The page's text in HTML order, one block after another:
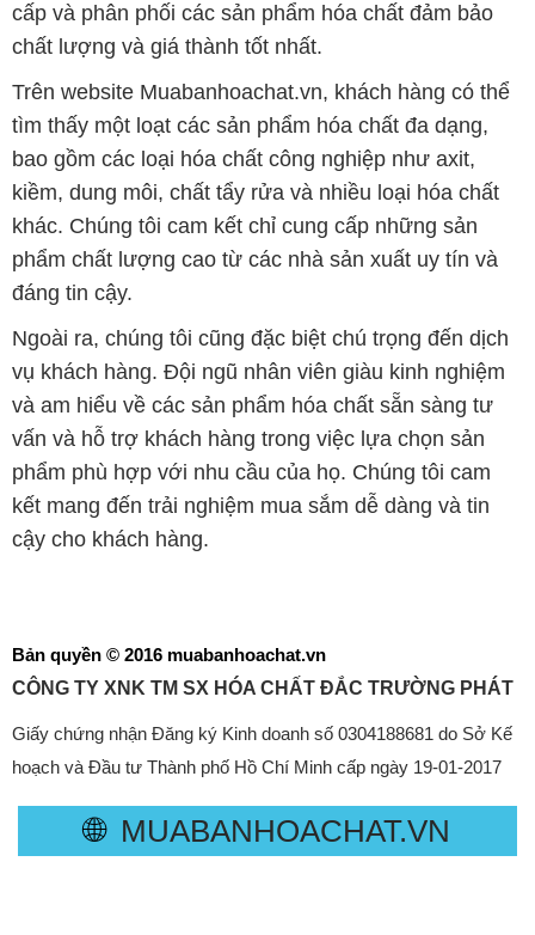
cấp và phân phối các sản phẩm hóa chất đảm bảo
chất lượng và giá thành tốt nhất.
Trên website Muabanhoachat.vn, khách hàng có thể
tìm thấy một loạt các sản phẩm hóa chất đa dạng,
bao gồm các loại hóa chất công nghiệp như axit,
kiềm, dung môi, chất tẩy rửa và nhiều loại hóa chất
khác. Chúng tôi cam kết chỉ cung cấp những sản
phẩm chất lượng cao từ các nhà sản xuất uy tín và
đáng tin cậy.
Ngoài ra, chúng tôi cũng đặc biệt chú trọng đến dịch
vụ khách hàng. Đội ngũ nhân viên giàu kinh nghiệm
và am hiểu về các sản phẩm hóa chất sẵn sàng tư
vấn và hỗ trợ khách hàng trong việc lựa chọn sản
phẩm phù hợp với nhu cầu của họ. Chúng tôi cam
kết mang đến trải nghiệm mua sắm dễ dàng và tin
cậy cho khách hàng.
Bản quyền © 2016 muabanhoachat.vn
CÔNG TY XNK TM SX HÓA CHẤT ĐẮC TRƯỜNG PHÁT
Giấy chứng nhận Đăng ký Kinh doanh số 0304188681 do Sở Kế
hoạch và Đầu tư Thành phố Hồ Chí Minh cấp ngày 19-01-2017
🌐 MUABANHOACHAT.VN